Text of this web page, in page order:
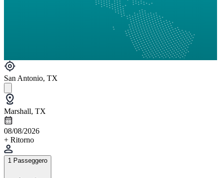
San Antonio, TX
Marshall, TX
08/08/2026
+ Ritorno
1 Passeggero